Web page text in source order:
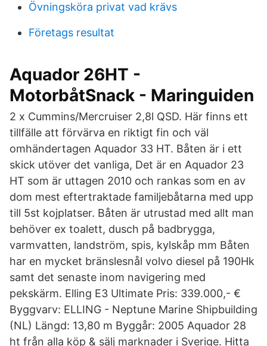
Övningsköra privat vad krävs
Företags resultat
Aquador 26HT -
MotorbåtSnack - Maringuiden
2 x Cummins/Mercruiser 2,8l QSD. Här finns ett
tillfälle att förvärva en riktigt fin och väl
omhändertagen Aquador 33 HT. Båten är i ett
skick utöver det vanliga, Det är en Aquador 23
HT som är uttagen 2010 och rankas som en av
dom mest eftertraktade familjebåtarna med upp
till 5st kojplatser. Båten är utrustad med allt man
behöver ex toalett, dusch på badbrygga,
varmvatten, landström, spis, kylskåp mm Båten
har en mycket bränslesnål volvo diesel på 190Hk
samt det senaste inom navigering med
pekskärm. Elling E3 Ultimate Pris: 339.000,- €
Byggvarv: ELLING - Neptune Marine Shipbuilding
(NL) Längd: 13,80 m Byggår: 2005 Aquador 28
ht från alla köp & sälj marknader i Sverige. Hitta